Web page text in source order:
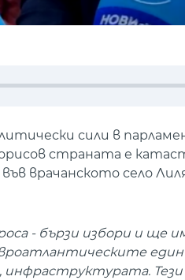
сили в
страната е
врачанското село
- бързи избори и ще